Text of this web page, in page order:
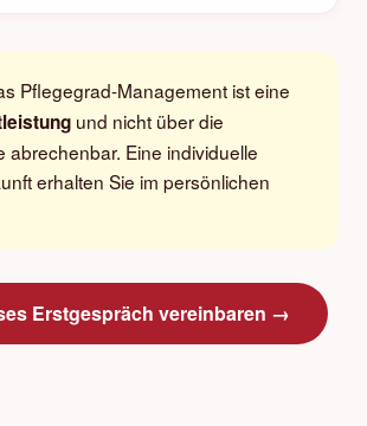
Pflegegrad-Management ist eine
und nicht über die
abrechenbar. Eine individuelle
erhalten Sie im persönlichen
Erstgespräch vereinbaren →